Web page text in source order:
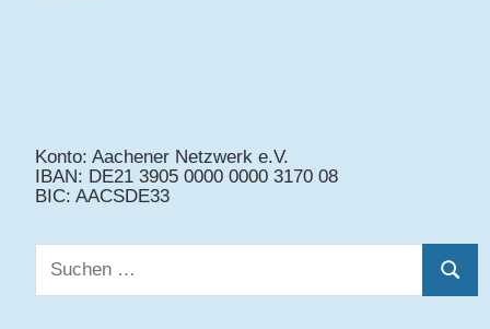
Konto: Aachener Netzwerk e.V.
IBAN: DE21 3905 0000 0000 3170 08
BIC: AACSDE33
Suchen
nach: